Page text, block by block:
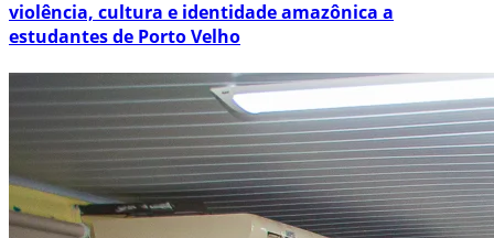
violência, cultura e identidade amazônica a
estudantes de Porto Velho